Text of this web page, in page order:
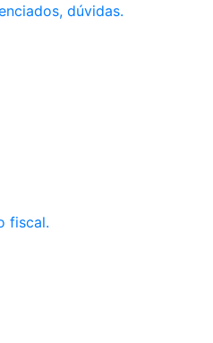
dúvidas.
fiscal.